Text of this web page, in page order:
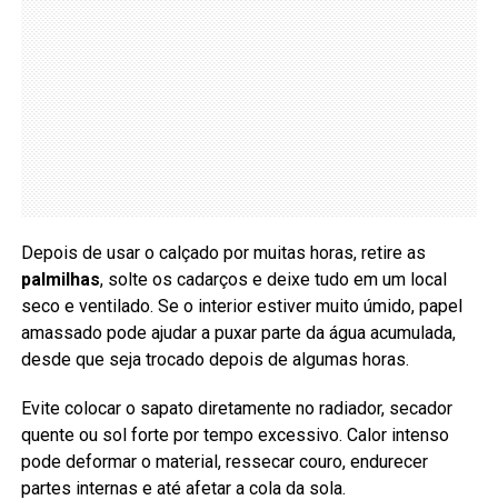
Depois de usar o calçado por muitas horas, retire as
palmilhas, solte os cadarços e deixe tudo em um local
seco e ventilado. Se o interior estiver muito úmido, papel
amassado pode ajudar a puxar parte da água acumulada,
desde que seja trocado depois de algumas horas.
Evite colocar o sapato diretamente no radiador, secador
quente ou sol forte por tempo excessivo. Calor intenso
pode deformar o material, ressecar couro, endurecer
partes internas e até afetar a cola da sola.